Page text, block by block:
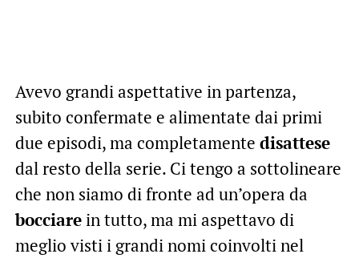
Avevo grandi aspettative in partenza,
subito confermate e alimentate dai primi
due episodi, ma completamente disattese
dal resto della serie. Ci tengo a sottolineare
che non siamo di fronte ad un’opera da
bocciarein tutto, ma mi aspettavo di
meglio visti i grandi nomi coinvolti nel